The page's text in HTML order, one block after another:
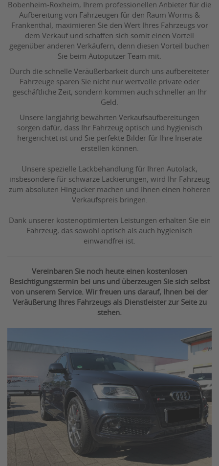
Bobenheim-Roxheim, Ihrem professionellen Anbieter für die
Aufbereitung von Fahrzeugen für den Raum Worms &
Frankenthal, maximieren Sie den Wert Ihres Fahrzeugs vor
dem Verkauf und schaffen sich somit einen Vorteil
gegenüber anderen Verkäufern, denn diesen Vorteil buchen
Sie beim Autoputzer Team mit.
Durch die schnelle Veräußerbarkeit durch uns aufbereiteter
Fahrzeuge sparen Sie nicht nur wertvolle private oder
geschäftliche Zeit, sondern kommen auch schneller an Ihr
Geld.
Unsere langjährig bewährten Verkaufsaufbereitungen
sorgen dafür, dass Ihr Fahrzeug optisch und hygienisch
hergerichtet ist und Sie perfekte Bilder für Ihre Inserate
erstellen können.
Unsere spezielle Lackbehandlung für Ihren Autolack,
insbesondere für schwarze Lackierungen, wird Ihr Fahrzeug
zum absoluten Hingucker machen und Ihnen einen höheren
Verkaufspreis bringen.
Dank unserer kostenoptimierten Leistungen erhalten Sie ein
Fahrzeug, das sowohl optisch als auch hygienisch
einwandfrei ist.
Vereinbaren Sie noch heute einen kostenlosen
Besichtigungstermin bei uns und überzeugen Sie sich selbst
von unserem Service. Wir freuen uns darauf, Ihnen bei der
Veräußerung Ihres Fahrzeugs als Dienstleister zur Seite zu
stehen.